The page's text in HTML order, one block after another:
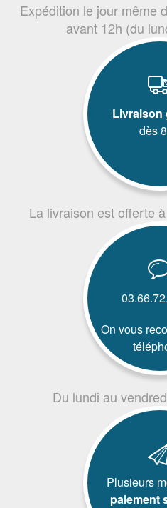
Expédition le jour même
avant 12h (du
Livraison
dès
La livraison est offerte
On vous
Du lundi au
Plusieurs
paiement